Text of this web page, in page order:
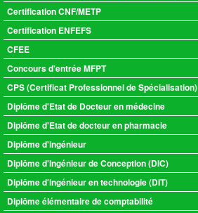
Certification CNF/METP
Certification ENFEFS
CFEE
Concours d'entrée MFPT
CPS (Certificat Professionnel de Spécialisation)
Diplôme d'Etat de Docteur en médecine
Diplôme d'Etat de docteur en pharmacie
Diplôme d'ingénieur
Diplôme d'Ingénieur de Conception (DIC)
Diplôme d'ingénieur en technologie (DIT)
Diplôme élémentaire de comptabilité